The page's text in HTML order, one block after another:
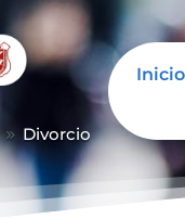
Inicio
9 Divorcio